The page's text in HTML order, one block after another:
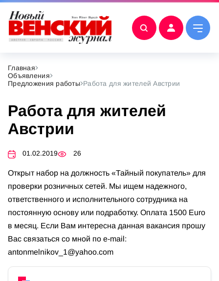
Главная
Объявления
Предложения работы Работа для жителей Австрии
Работа для жителей
Австрии
01.02.2019 26
Открыт набор на должность «Тайный покупатель» для
проверки розничных сетей. Мы ищем надежного,
ответственного и исполнительного сотрудника на
постоянную основу или подработку. Оплата 1500 Euro
в месяц. Если Вам интересна данная вакансия прошу
Вас связаться со мной по e-mail:
antonmelnikov_1@yahoo.com